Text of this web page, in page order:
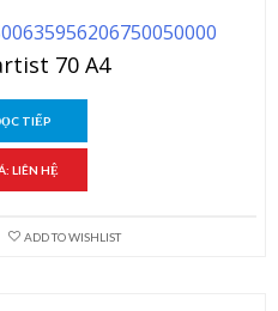
70 A4
TIẾP
LIÊN HỆ
ADD TO WISHLIST